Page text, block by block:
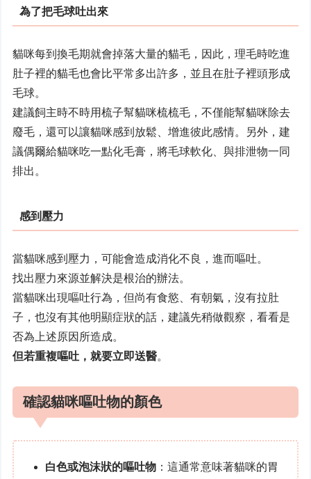
為了把毛球吐出來
貓咪每到換毛期就會掉落大量的貓毛，因此，理毛時吃進
肚子裡的貓毛也會比平常多出許多，並且在肚子裡頭形成
毛球。
建議飼主時不時用梳子幫貓咪梳梳毛，不僅能幫貓咪除去
廢毛，還可以讓貓咪感到放鬆、增進彼此感情。另外，建
議偶爾給貓咪吃一點化毛膏，將毛球軟化、與排泄物一同
排出。
感到壓力
當貓咪感到壓力，可能會造成消化不良，進而嘔吐。
找出壓力來源並解決是根治的辦法。
當貓咪出現嘔吐行為，但尚有食慾、有朝氣，沒有拉肚
子，也沒有其他明顯症狀的話，建議先稍做觀察，看看是
否為上述原因所造成。
但若重複嘔吐，就要立即送醫。
確認貓咪嘔吐物的顏色
白色或泡沫狀的嘔吐物 ：這通常意味著貓咪的胃